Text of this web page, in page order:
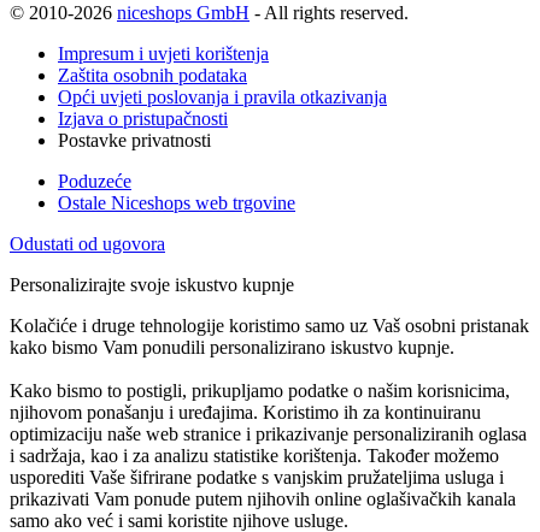
© 2010-2026 niceshops GmbH - All rights reserved.
Impresum i uvjeti korištenja
Zaštita osobnih podataka
Opći uvjeti poslovanja i pravila otkazivanja
Izjava o pristupačnosti
Postavke privatnosti
Poduzeće
Ostale Niceshops web trgovine
Odustati od ugovora
Personalizirajte svoje iskustvo kupnje
Kolačiće i druge tehnologije koristimo samo uz Vaš osobni pristanak
kako bismo Vam ponudili personalizirano iskustvo kupnje.
Kako bismo to postigli, prikupljamo podatke o našim korisnicima,
njihovom ponašanju i uređajima. Koristimo ih za kontinuiranu
optimizaciju naše web stranice i prikazivanje personaliziranih oglasa
i sadržaja, kao i za analizu statistike korištenja. Također možemo
usporediti Vaše šifrirane podatke s vanjskim pružateljima usluga i
prikazivati Vam ponude putem njihovih online oglašivačkih kanala
samo ako već i sami koristite njihove usluge.